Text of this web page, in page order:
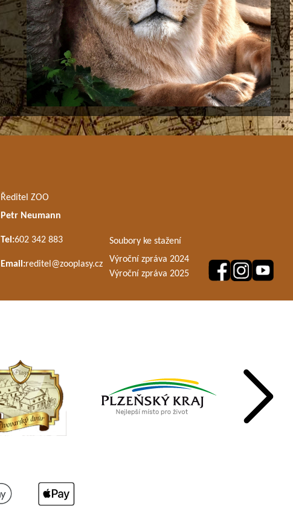
Ředitel ZOO
Petr Neumann
Tel:602 342 883
Email:reditel@zooplasy.cz
Soubory ke stažení
Výroční zpráva 2024
Výroční zpráva 2025